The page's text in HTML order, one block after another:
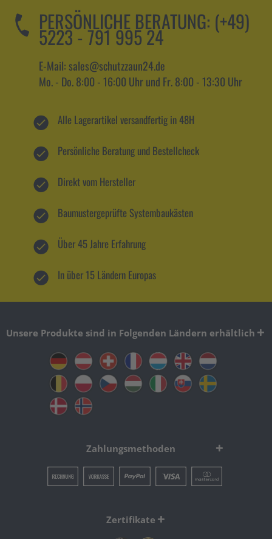
PERSÖNLICHE BERATUNG: (+49)
5223 - 791 995 24
E-Mail: sales@schutzzaun24.de
Mo. - Do. 8:00 - 16:00 Uhr und Fr. 8:00 - 13:30 Uhr
Alle Lagerartikel versandfertig in 48H
Persönliche Beratung und Bestellcheck
Direkt vom Hersteller
Baumustergeprüfte Systembaukästen
Über 45 Jahre Erfahrung
In über 15 Ländern Europas
Unsere Produkte sind in Folgenden Ländern erhältlich
Zahlungsmethoden
Zertifikate